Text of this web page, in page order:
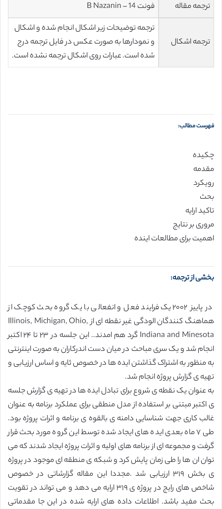
ترجمه مقاله
فونت 14 – B Nazanin
ترجمه اشکال
ترجمه توضیحات زیر اشکال انجام شده و اشکال
و نمودارها به صورت عکس در فایل ترجمه درج
شده است. عبارات روی اشکال ترجمه نشده است.
فهرست مطالب:
چکیده
مقدمه
رویکرد
بحث
تاکید ارایه
مروری بر نتایج
اهمیت برای مطالعات اینده
بخشی از ترجمه:
در پاییز ۲۰۰۲ یک فرایند فعل و انفعالی با یک گروه بحث کوچک از
هماهنگ کنندگان الودگی غیر نقطه ای از Illinois, Michigan, Ohio,
Indiana and Minesota گرد هم امدند.. این جلسه در ۲۳ تا ۲۴ اکتبر
انجام شد و یک سری مباحث در میان دست اندرکاران به صورت اینترنتی
به منظور به اشتراک گذاشتن ایده ها در خصوص ئایه و اساس ارزیابی و
تهیه ی گزارش پروژه انجام شد.
به عنوان یک نقطه ی شروع برای تبادل ایده ها در تهیه ی گزارش جلسه
ی اکتبر مبتنی بر استفاده از مدل منطقی برای عملکرد برنامه به عنوان
غالب کاری جهت شناسایی دامنه ی بالقوه ی برنامه و اثرات پروژه بود.
طی ۷ ماه بعدی ایده های ایجاد شده توسط این گروه مورد بحث قرار
گرفت و مجموعه ای از برنامه های اولیه و اثرات پروژه ایجاد شدند که می
توان ان ها را طی زمان پایش کرد و شبکه ی منطقه ای موجود در پروژه
ی بخش ۳۱۹ ارزیابی شد .مجددا این مقاله گزارشاتی در خصوص
شاخص های رایج در پروژه ی ۳۱۹ ارایه می دهد و می تواند در تقویت
بحث مفید باشد. اطلاعات داده های ارایه شده در این جا مقدماتی